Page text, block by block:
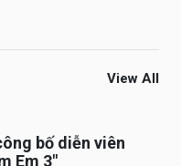
View All
bố diễn viên
Em 3″